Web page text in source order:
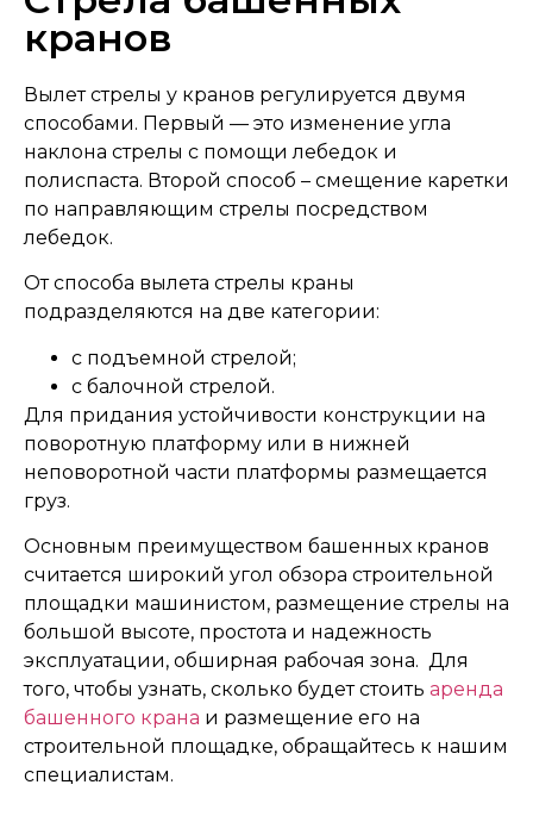
кранов
Вылет стрелы у кранов регулируется двумя
способами. Первый — это изменение угла
наклона стрелы с помощи лебедок и
полиспаста. Второй способ – смещение каретки
по направляющим стрелы посредством
лебедок.
От способа вылета стрелы краны
подразделяются на две категории:
с подъемной стрелой;
с балочной стрелой.
Для придания устойчивости конструкции на
поворотную платформу или в нижней
неповоротной части платформы размещается
груз.
Основным преимуществом башенных кранов
считается широкий угол обзора строительной
площадки машинистом, размещение стрелы на
большой высоте, простота и надежность
эксплуатации, обширная рабочая зона. Для
того, чтобы узнать, сколько будет стоить аренда
башенного крана и размещение его на
строительной площадке, обращайтесь к нашим
специалистам.